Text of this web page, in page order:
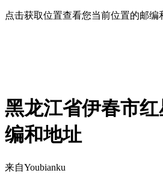
点击获取位置查看您当前位置的邮编
黑龙江省伊春市
编和地址
来自Youbianku